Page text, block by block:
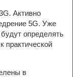
Активно
5G. Уже
определять
практической
в